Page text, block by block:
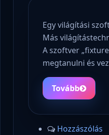
Egy világítási
Más
A szoftver
megtanulni és
Tovább
Hozzászólás